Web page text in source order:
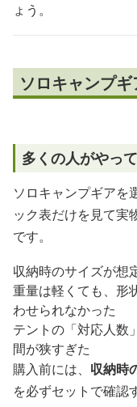
ょう。
ソロキャンプ
多くの人がやっ
ソロキャンプギア
ック表だけを見て実
です。
収納時のサイズが想
重量は軽くても、形
わせられなかった
テントの「対応人数
間が狭すぎた
購入前には、 収納時
を必ずセットで確認